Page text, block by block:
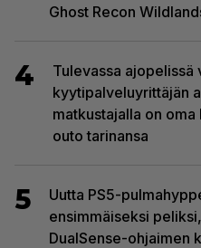
Ghost Recon
4
Tulevassa ajopelissä
kyytipalveluyrittäjän
matkustajalla on
outo tarinansa
5
Uutta PS5-
ensimmäiseksi
DualSense-ohjaimen